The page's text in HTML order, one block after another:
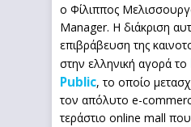
ο Φίλιππος
Manager. H διάκριση
επιβράβευση της
στην ελληνική αγορά το
Public, το οποίο
τον απόλυτο e-
τεράστιο online mall που